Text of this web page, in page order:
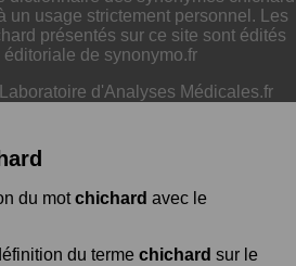
un usage strictement personnel. Les
présentés sur ce site sont édités
éditoriale de synonymo.fr
Laboratoire d'Analyses Médicales.fr
du motchichard avec le
du terme chichard sur le